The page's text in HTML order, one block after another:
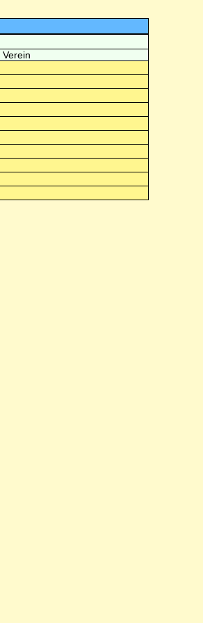
Verein